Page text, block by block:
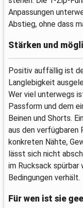
Anpassungen
Abstieg, ohne dass
Stärken und
Positiv auffällig ist
Langlebigkeit
Wer viel unterwegs
Passform und dem
Beinen und Shorts.
aus den verfügbaren
konkreten Nähte,
lässt sich nicht
im Rucksack
Bedingungen verhält.
Für wen ist sie